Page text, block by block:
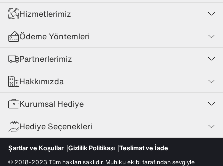
Hizmetlerimiz
Ödeme Yöntemleri
Partnerlerimiz
Hakkımızda
Kurumsal Hediye
Hediye Seçenekleri
Şartlar ve Koşullar Gizlilik Politikası Teslimat ve İade
© 2018-2023 Tüm hakları saklıdır. Muhiku ekibi tarafından sevgiyle